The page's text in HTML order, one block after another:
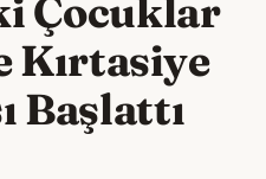
Çocuklar
Kırtasiye
Başlattı